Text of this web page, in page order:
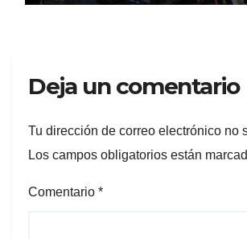
Deja un comentario
Tu dirección de correo electrónico no
Los campos obligatorios están
Comentario *